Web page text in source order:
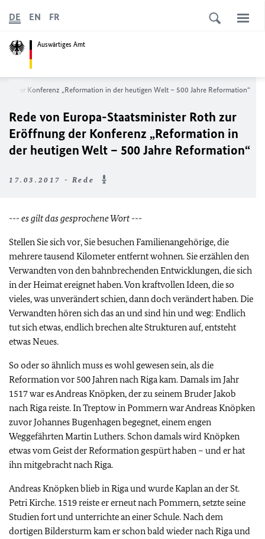
Auswärtiges Amt
DE EN FR
der Konferenz „Reformation in der heutigen Welt – 500 Jahre Reformation“
Rede von Europa-Staatsminister Roth zur
Eröffnung der Konferenz „Reformation in
der heutigen Welt – 500 Jahre Reformation“
17.03.2017 - Rede
--- es gilt das gesprochene Wort ---
Stellen Sie sich vor, Sie besuchen Familienangehörige, die
mehrere tausend Kilometer entfernt wohnen. Sie erzählen den
Verwandten von den bahnbrechenden Entwicklungen, die sich
in der Heimat ereignet haben. Von kraftvollen Ideen, die so
vieles, was unverändert schien, dann doch verändert haben. Die
Verwandten hören sich das an und sind hin und weg: Endlich
tut sich etwas, endlich brechen alte Strukturen auf, entsteht
etwas Neues.
So oder so ähnlich muss es wohl gewesen sein, als die
Reformation vor 500 Jahren nach Riga kam. Damals im Jahr
1517 war es Andreas Knöpken, der zu seinem Bruder Jakob
nach Riga reiste. In Treptow in Pommern war Andreas Knöpken
zuvor Johannes Bugenhagen begegnet, einem engen
Weggefährten Martin Luthers. Schon damals wird Knöpken
etwas vom Geist der Reformation gespürt haben – und er hat
ihn mitgebracht nach Riga.
Andreas Knöpken blieb in Riga und wurde Kaplan an der St.
Petri Kirche. 1519 reiste er erneut nach Pommern, setzte seine
Studien fort und unterrichte an einer Schule. Nach dem
dortigen Bildersturm kam er schon bald wieder nach Riga und